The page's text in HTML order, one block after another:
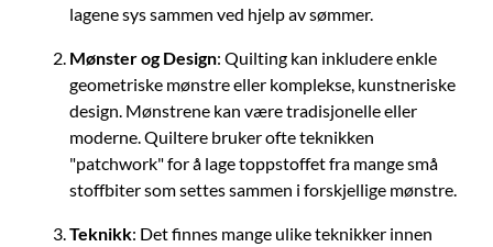
lagene sys sammen ved hjelp av sømmer.
Mønster og Design: Quilting kan inkludere enkle
geometriske mønstre eller komplekse, kunstneriske
design. Mønstrene kan være tradisjonelle eller
moderne. Quiltere bruker ofte teknikken
"patchwork" for å lage toppstoffet fra mange små
stoffbiter som settes sammen i forskjellige mønstre.
Teknikk: Det finnes mange ulike teknikker innen